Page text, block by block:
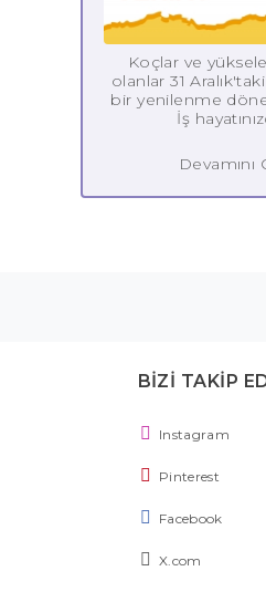
Koçlar ve
olanlar 31
bir yenilenme
İş
Devamını
BİZİ TAKİP
Instagram
Pinterest
Facebook
X.com